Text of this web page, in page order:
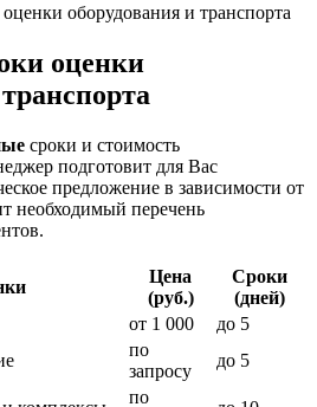
оборудования и транспорта
оценки
сроки и стоимость
подготовит для Вас
предложение в зависимости от
необходимый перечень
Цена
(руб.)
Сроки
(дней)
от 1 000
до 5
по
запросу
до 5
по